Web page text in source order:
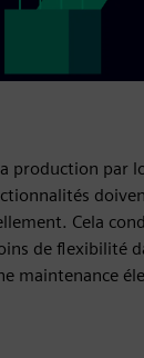
production par
Cela
de flexibilité
maintenance